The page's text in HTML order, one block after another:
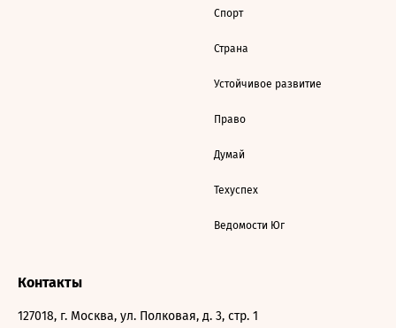
Спорт
Страна
Устойчивое развитие
Право
Думай
Техуспех
Ведомости Юг
Контакты
127018, г. Москва, ул. Полковая, д. 3, стр. 1